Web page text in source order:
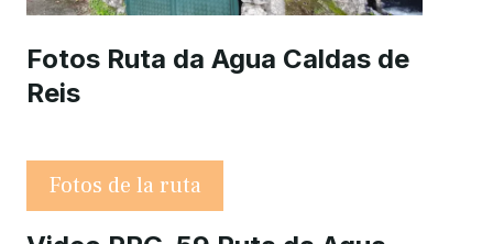
Fotos Ruta da Agua Caldas de
Reis
Fotos de la ruta